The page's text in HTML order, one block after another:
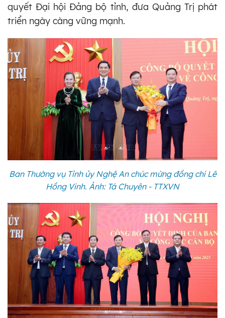
quyết Đại hội Đảng bộ tỉnh, đưa Quảng Trị phát
triển ngày càng vững mạnh.
Ban Thường vụ Tỉnh ủy Nghệ An chúc mừng đồng chí Lê
Hồng Vinh. Ảnh: Tá Chuyên - TTXVN